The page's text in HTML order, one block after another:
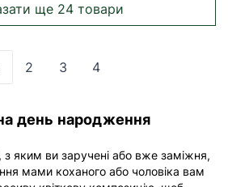
ще 24 товари
зараз читаєте сторінку
Сторінка
2 Сторінка
3 Сторінка
4
день народження
яким ви заручені або вже заміжня,
мами коханого або чоловіка вам